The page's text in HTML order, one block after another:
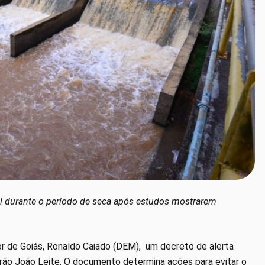
o período de seca após estudos mostrarem
Goiás, Ronaldo Caiado (DEM), um decreto de alerta
João Leite. O documento determina ações para evitar o